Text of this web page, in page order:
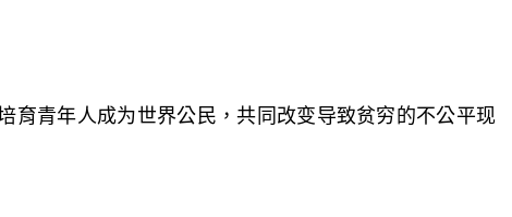
育青年人成为世界公民，共同改变导致贫穷的不公平现